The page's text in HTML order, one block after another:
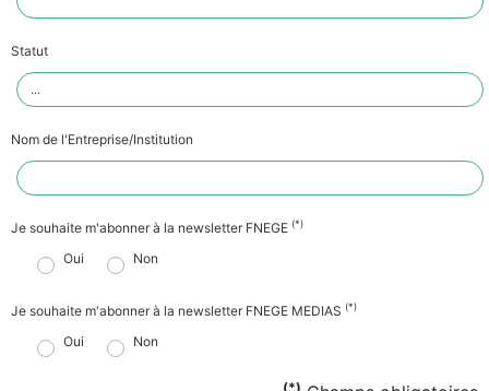
Statut
Nom de l'Entreprise/Institution
Je souhaite m'abonner à la newsletter FNEGE (*)
Oui Non
Je souhaite m'abonner à la newsletter FNEGE MEDIAS (*)
Oui Non
(*)